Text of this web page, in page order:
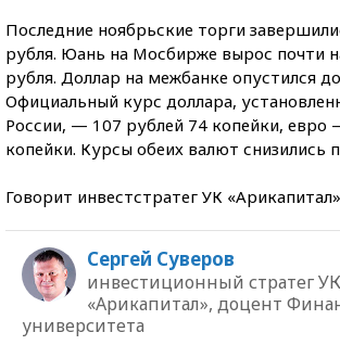
Последние ноябрьские торги
рубля. Юань на Мосбирже вырос почти
рубля. Доллар на межбанке опустился
Официальный курс доллара,
России, — 107 рублей 74 копейки, евро
копейки. Курсы обеих валют снизились
Говорит инвестстратег УК
Сергей Суверов
инвестиционный стратег УК
«Арикапитал», доцент
университета